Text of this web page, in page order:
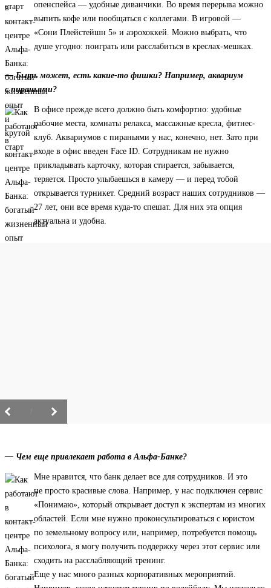
опенспейса — удобные диванчики. Во время перерыва можно
выпить кофе или пообщаться с коллегами. В игровой —
«Сони Плейстейшн 5» и аэрохоккей. Можно выбрать, что
душе угодно: поиграть или расслабиться в креслах-мешках.
— Быть может, есть какие-то фишки? Например, аквариум
с пираньями?
В офисе прежде всего должно быть комфортно: удобные
рабочие места, комнаты релакса, массажные кресла, фитнес-
клуб. Аквариумов с пираньями у нас, конечно, нет. Зато при
входе в офис введен Face ID. Сотрудникам не нужно
прикладывать карточку, которая стирается, забывается,
теряется. Просто улыбаешься в камеру — и перед тобой
открывается турникет. Средний возраст наших сотрудников —
27 лет, они все время куда-то спешат. Для них эта опция
актуальна и удобна.
— Чем еще привлекает работа в Альфа-Банке?
Мне нравится, что банк делает все для сотрудников. И это
не просто красивые слова. Например, у нас подключен сервис
«Понимаю», который открывает доступ к экспертам из многих
областей. Если мне нужно проконсультироваться с юристом
по земельному вопросу или, например, потребуется помощь
психолога, я могу получить поддержку через этот сервис или
сходить на расслабляющий тренинг.
Еще у нас много разных корпоративных мероприятий.